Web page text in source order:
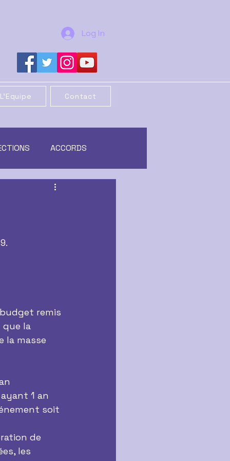
Log In
L'Equipe Contact
ACCORDS
REORGANISATION
remis
la
la masse
1 an
soit
de
les